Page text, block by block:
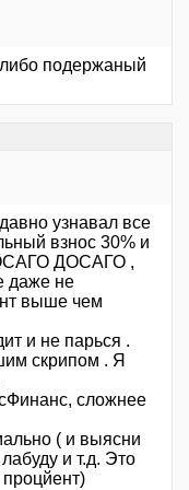
подержаный
узнавал все
взнос 30% и
ДОСАГО ,
даже не
выше чем
и не парься .
скрипом . Я
сложнее
( и выясни
и т.д. Это